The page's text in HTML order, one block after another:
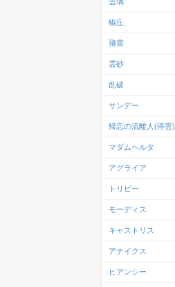
椒丘
飛霄
霊砂
乱破
サンデー
帰忘の流離人(停雲)
マダムヘルタ
アグライア
トリビー
モーディス
キャストリス
アナイクス
ヒアンシー